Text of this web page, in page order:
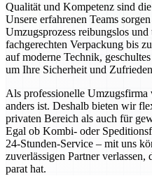
Qualität und Kompetenz sind
Unsere erfahrenen Teams
Umzugsprozess reibungslos
fachgerechten Verpackung bis
auf moderne Technik,
um Ihre Sicherheit und
Als professionelle Umzugsfirma
anders ist. Deshalb bieten wir
privaten Bereich als auch für
Egal ob Kombi- oder
24-Stunden-Service – mit uns
zuverlässigen Partner
parat hat.